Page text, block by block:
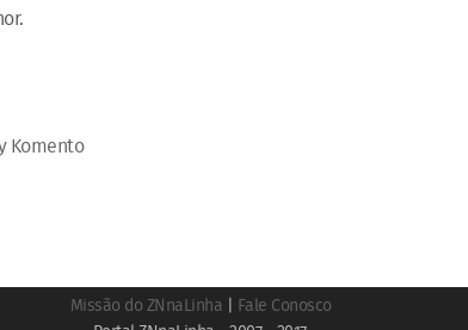
Komento
Missão do ZNnaLinha | Fale Conosco